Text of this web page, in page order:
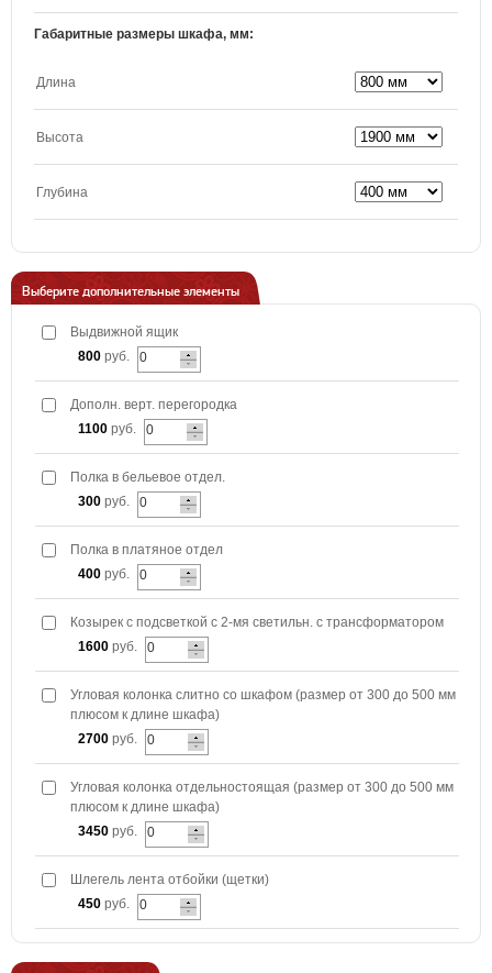
Габаритные размеры шкафа, мм:
Длина
Высота
Глубина
Выберите дополнительные элементы
Выдвижной ящик
800 руб.
Дополн. верт. перегородка
1100 руб.
Полка в бельевое отдел.
300 руб.
Полка в платяное отдел
400 руб.
Козырек с подсветкой с 2-мя светильн. с трансформатором
1600 руб.
Угловая колонка слитно со шкафом (размер от 300 до 500 мм
плюсом к длине шкафа)
2700 руб.
Угловая колонка отдельностоящая (размер от 300 до 500 мм
плюсом к длине шкафа)
3450 руб.
Шлегель лента отбойки (щетки)
450 руб.